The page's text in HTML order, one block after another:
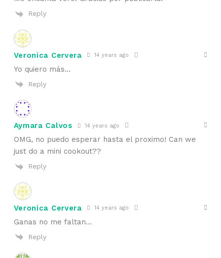
Reply
Veronica Cervera 14 years ago
Yo quiero más…
Reply
Aymara Calvos 14 years ago
OMG, no puedo esperar hasta el proximo! Can we
just do a mini cookout??
Reply
Veronica Cervera 14 years ago
Ganas no me faltan…
Reply